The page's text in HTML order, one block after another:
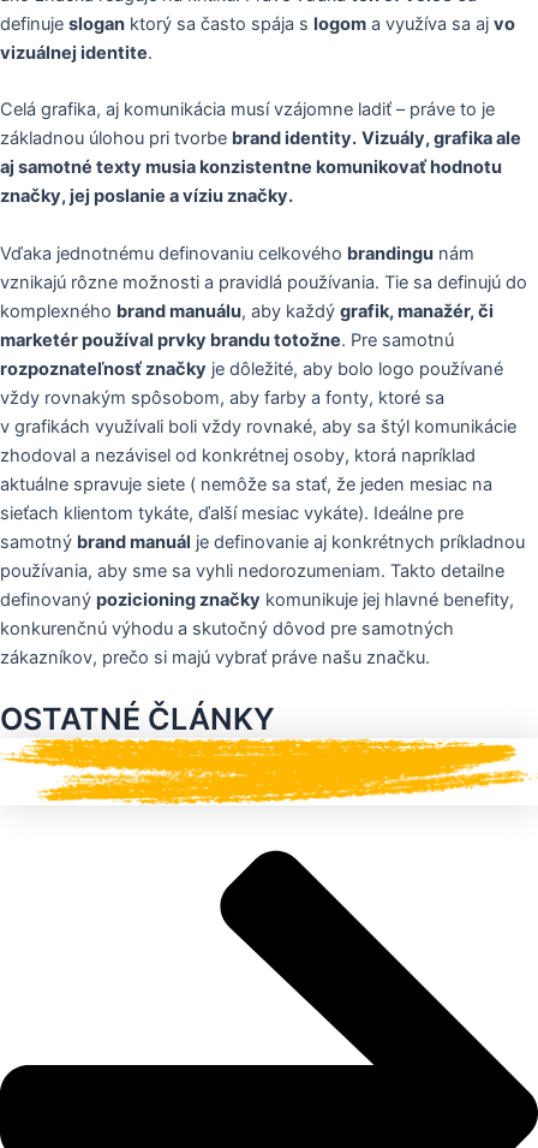
definuje slogan ktorý sa často spája s logom a využíva sa aj vo
vizuálnej identite.
Celá grafika, aj komunikácia musí vzájomne ladiť – práve to je
základnou úlohou pri tvorbe brand identity. Vizuály, grafika ale
aj samotné texty musia konzistentne komunikovať hodnotu
značky, jej poslanie a víziu značky.
Vďaka jednotnému definovaniu celkového brandingu nám
vznikajú rôzne možnosti a pravidlá používania. Tie sa definujú do
komplexného brand manuálu, aby každý grafik, manažér, či
marketér používal prvky brandu totožne. Pre samotnú
rozpoznateľnosť značky je dôležité, aby bolo logo používané
vždy rovnakým spôsobom, aby farby a fonty, ktoré sa
v grafikách využívali boli vždy rovnaké, aby sa štýl komunikácie
zhodoval a nezávisel od konkrétnej osoby, ktorá napríklad
aktuálne spravuje siete ( nemôže sa stať, že jeden mesiac na
sieťach klientom tykáte, ďalší mesiac vykáte). Ideálne pre
samotný brand manuál je definovanie aj konkrétnych príkladnou
používania, aby sme sa vyhli nedorozumeniam. Takto detailne
definovaný pozicioning značky komunikuje jej hlavné benefity,
konkurenčnú výhodu a skutočný dôvod pre samotných
zákazníkov, prečo si majú vybrať práve našu značku.
OSTATNÉ ČLÁNKY